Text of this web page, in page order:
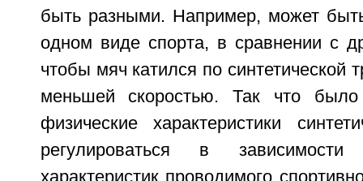
быть разными. Например, может
одном виде спорта, в сравнении с
чтобы мяч катился по синтетической
меньшей скоростью. Так что
физические характеристики
регулироваться в
характеристик проводимого